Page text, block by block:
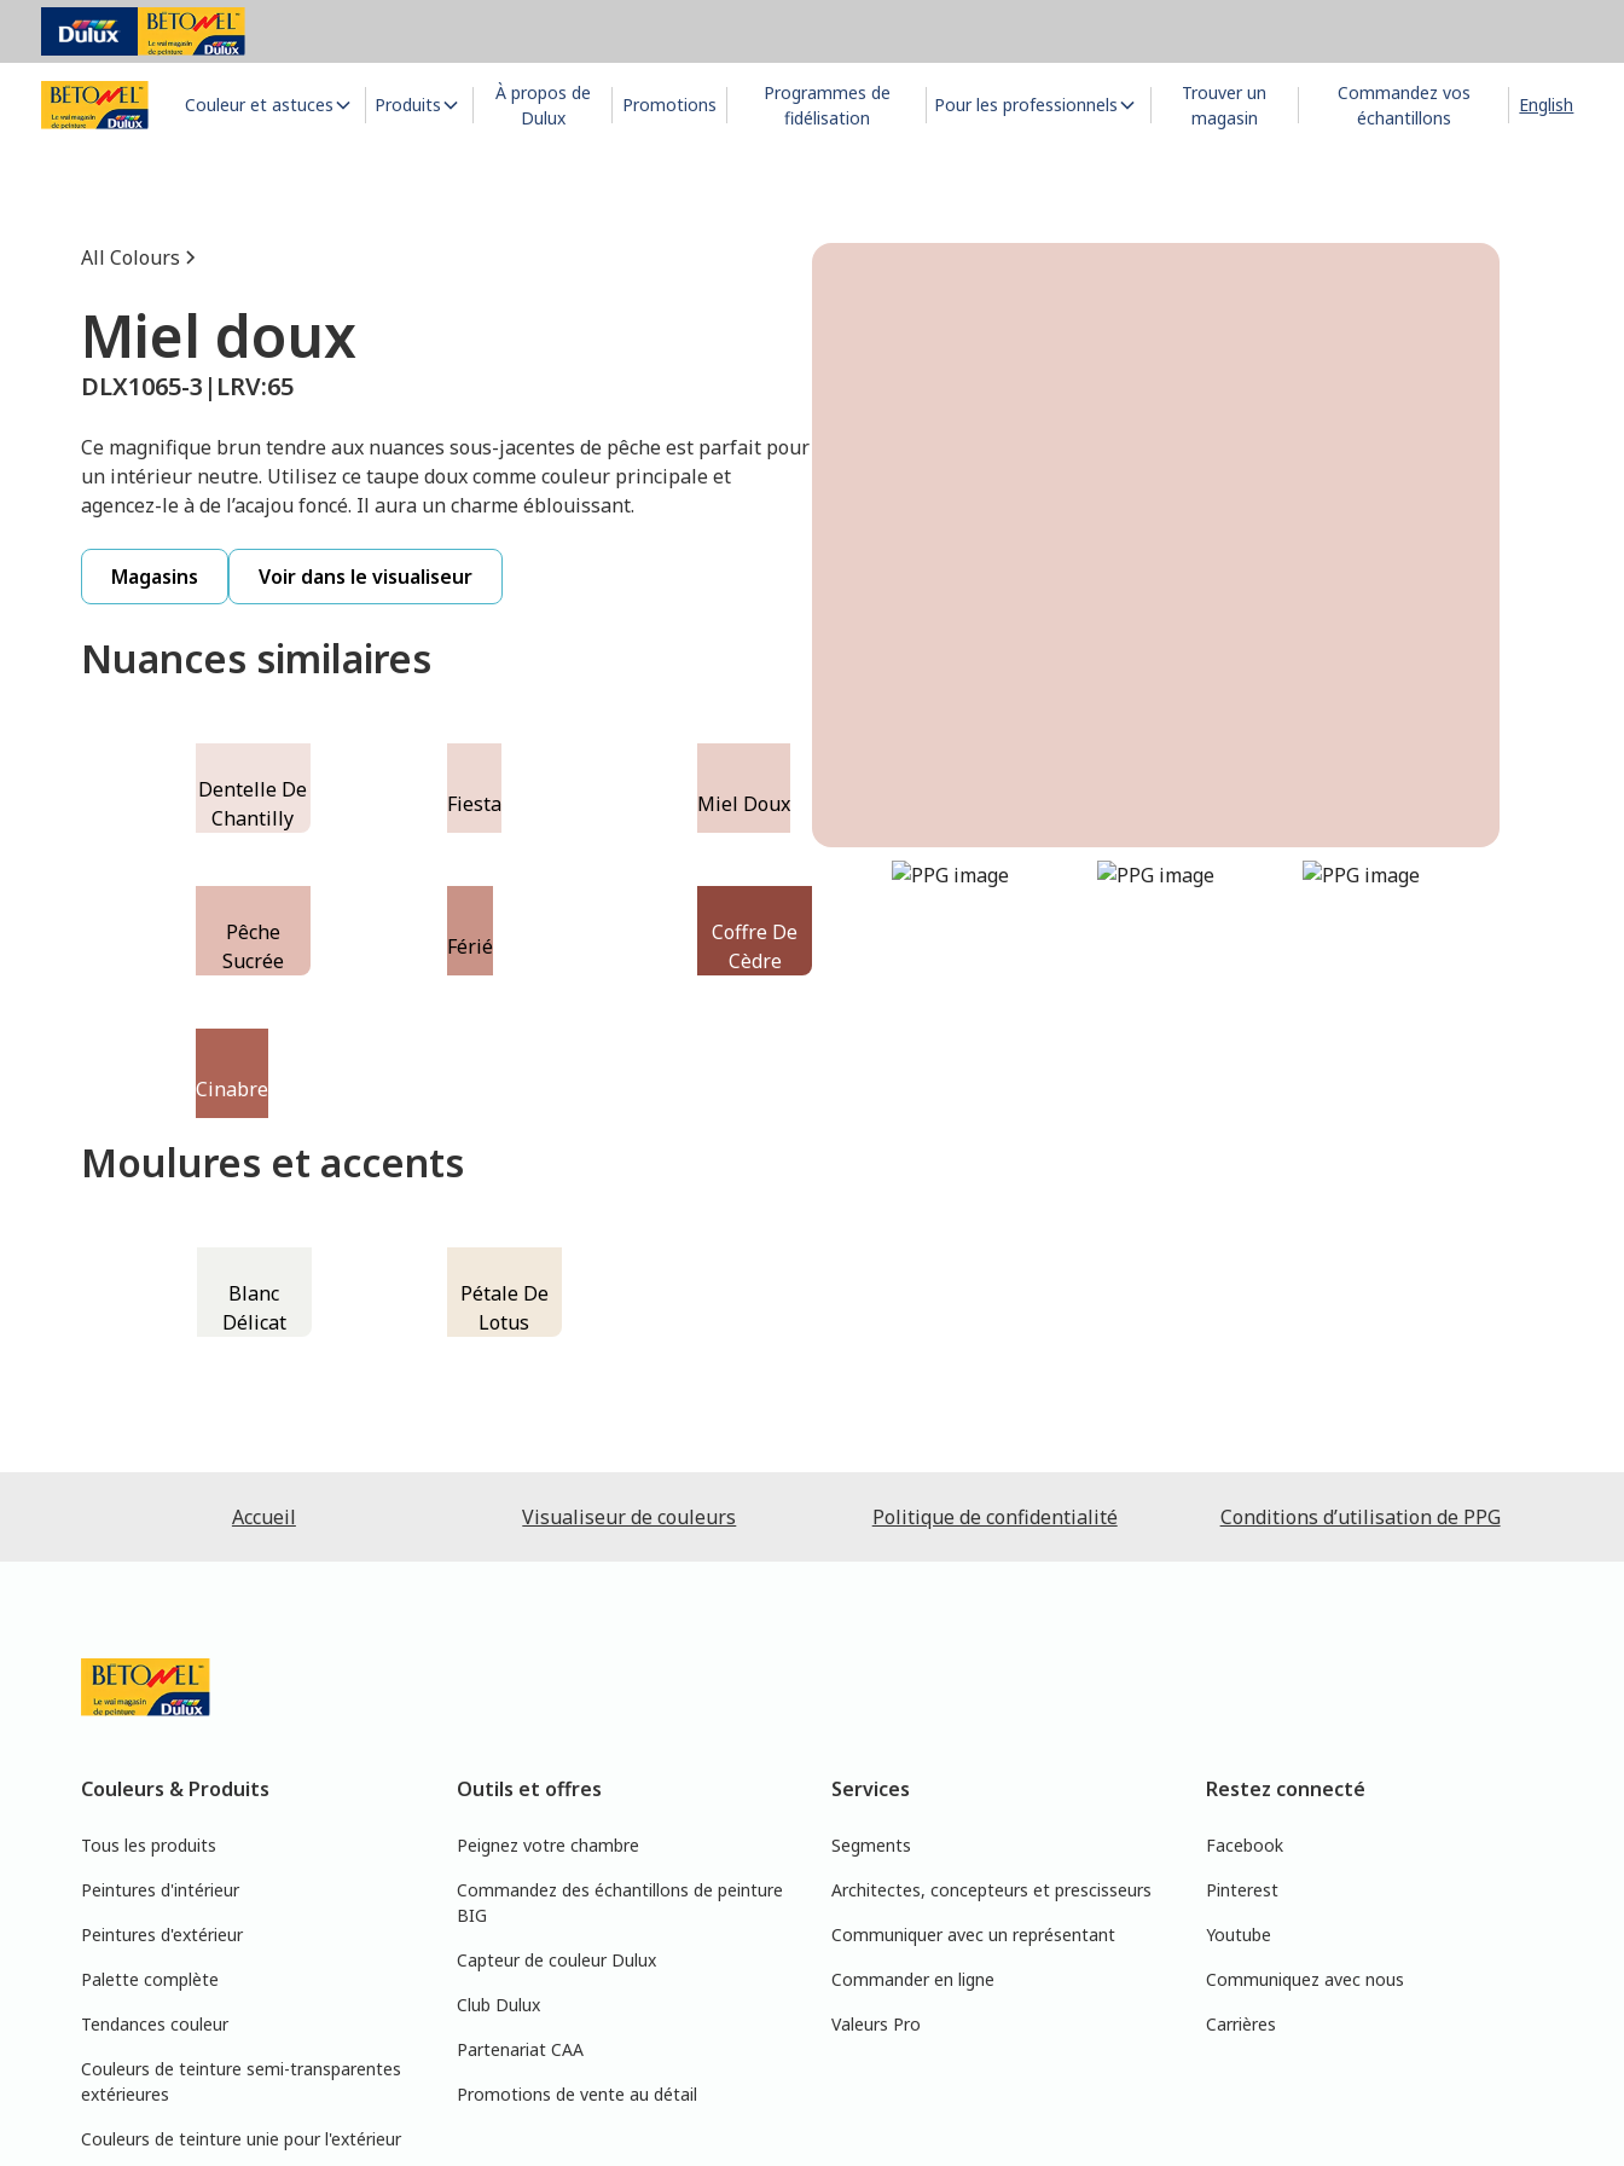
Couleur et astuces Produits
À propos de
Dulux
Promotions
Programmes de
fidélisation
Pour les professionnels
Trouver un
magasin
Commandez vos
échantillons
English
All Colours
Miel doux
DLX1065-3 | LRV:65
Ce magnifique brun tendre aux nuances sous-jacentes de pêche est parfait pour
un intérieur neutre. Utilisez ce taupe doux comme couleur principale et
agencez-le à de l’acajou foncé. Il aura un charme éblouissant.
Magasins Voir dans le visualiseur
Nuances similaires
Dentelle De
Chantilly
Fiesta Miel Doux
Pêche
Sucrée
Férié
Coffre De
Cèdre
Cinabre
Moulures et accents
Blanc
Délicat
Pétale De
Lotus
honeysweet
Accueil Visualiseur de couleurs Politique de confidentialité Conditions d’utilisation de PPG
Couleurs & Produits
Tous les produits
Peintures d'intérieur
Peintures d'extérieur
Palette complète
Tendances couleur
Couleurs de teinture semi-transparentes
extérieures
Couleurs de teinture unie pour l'extérieur
Outils et offres
Peignez votre chambre
Commandez des échantillons de peinture
BIG
Capteur de couleur Dulux
Club Dulux
Partenariat CAA
Promotions de vente au détail
Services
Segments
Architectes, concepteurs et prescisseurs
Communiquer avec un représentant
Commander en ligne
Valeurs Pro
Restez connecté
Facebook
Pinterest
Youtube
Communiquez avec nous
Carrières